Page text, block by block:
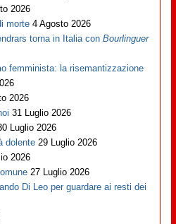
2026
morte 4 Agosto 2026
torna in Italia conBourlinguer
femminista: la risemantizzazione
2026
31 Luglio 2026
Luglio 2026
dolente 29 Luglio 2026
2026
27 Luglio 2026
Di Leo per guardare ai resti dei